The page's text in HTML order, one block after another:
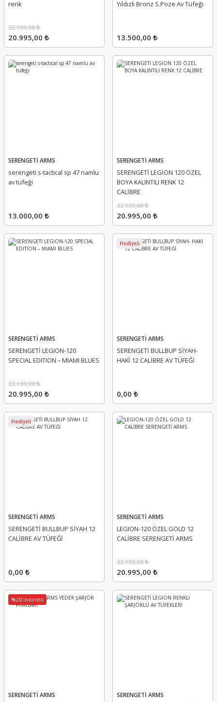
renk
20.995,00 ₺
22.100,00 ₺
Yıldızlı Bronz S.Poze Av Tüfeği
13.500,00 ₺
SERENGETİ ARMS
serengeti s-tactical sp 47 namlu
av tüfeği
13.000,00 ₺
SERENGETİ ARMS
SERENGETİ LEGİON 120 ÖZEL
BOYA KALINTILI RENK 12
CALİBRE
20.995,00 ₺
22.100,00 ₺
SERENGETİ ARMS
SERENGETİ LEGION-120
SPECIAL EDITION – MIAMI BLUES
20.995,00 ₺
22.100,00 ₺
Hediyeli
SERENGETİ ARMS
SERENGETİ BULLBUP SİYAH-
HAKİ 12 CALİBRE AV TÜFEĞİ
0,00 ₺
Hediyeli
SERENGETİ ARMS
SERENGETİ BULLBUP SİYAH 12
CALİBRE AV TÜFEĞİ
0,00 ₺
SERENGETİ ARMS
LEGION-120 ÖZEL GOLD 12
CALİBRE SERENGETİ ARMS
20.995,00 ₺
22.100,00 ₺
%20 İndirimli
SERENGETİ ARMS SERENGETİ ARMS